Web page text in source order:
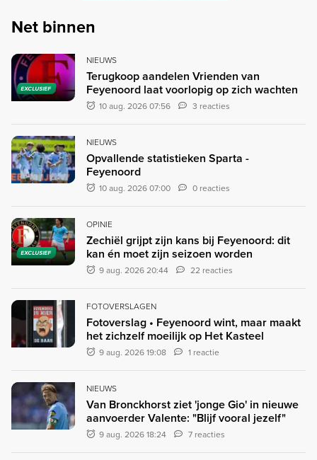
Net binnen
EXCLUSIEF
NIEUWS
Terugkoop aandelen Vrienden van
Feyenoord laat voorlopig op zich wachten
10 aug. 2026 07:56 3 reacties
NIEUWS
Opvallende statistieken Sparta -
Feyenoord
10 aug. 2026 07:00 0 reacties
EXCLUSIEF
OPINIE
Zechiël grijpt zijn kans bij Feyenoord: dit
kan én moet zijn seizoen worden
9 aug. 2026 20:44 22 reacties
FOTOVERSLAGEN
Fotoverslag • Feyenoord wint, maar maakt
het zichzelf moeilijk op Het Kasteel
9 aug. 2026 19:08 1 reactie
NIEUWS
Van Bronckhorst ziet 'jonge Gio' in nieuwe
aanvoerder Valente: "Blijf vooral jezelf"
9 aug. 2026 18:24 7 reacties